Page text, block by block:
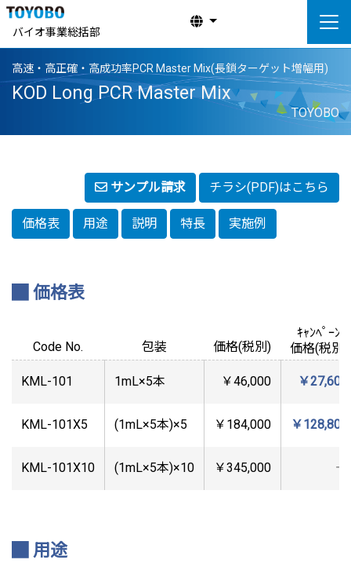
バイオ事業総括部
⾼速・⾼正確・⾼成功率PCR Master Mix(長鎖ターゲット増幅用)
KOD Long PCR Master Mix
TOYOBO
サンプル請求 チラシ(PDF)はこちら
価格表 用途 説明 特長 実施例
価格表
Code No. 包装 価格(税別)
ｷｬﾝﾍﾟｰﾝ
価格(税別)
KML-101 1mL×5本 ￥46,000 ￥27,600
KML-101X5 (1mL×5本)×5 ￥184,000 ￥128,800
KML-101X10 (1mL×5本)×10 ￥345,000 ―
用途